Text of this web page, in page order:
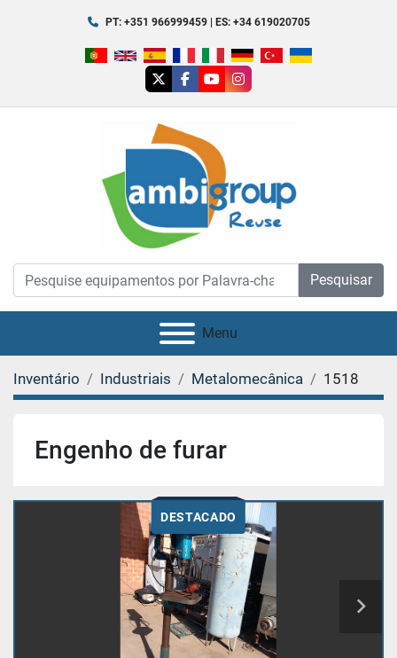
PT: +351 966999459 | ES: +34 619020705
twitterfacebook
youtubeinstagram
Pesquisar
Menu
Inventário Industriais Metalomecânica 1518
Engenho de furar
DESTACADO